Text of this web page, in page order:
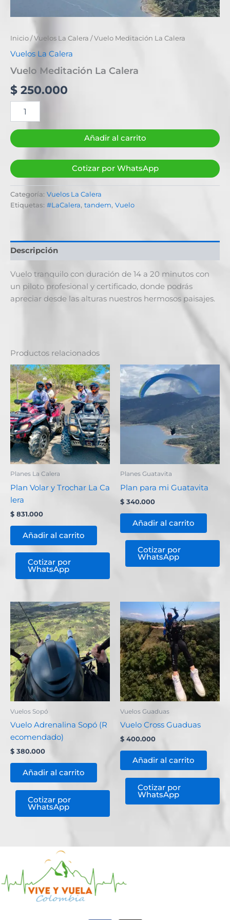
Inicio/Vuelos La Calera / Vuelo Meditación La Calera
Vuelos La Calera
Vuelo Meditación La Calera
$ 250.000
Añadir al carrito
Cotizar por WhatsApp
Categoría: Vuelos La Calera
Etiquetas: #LaCalera, tandem, Vuelo
Descripción
Vuelo tranquilo con duración de 14 a 20 minutos con
un piloto profesional y certificado, donde podrás
apreciar desde las alturas nuestros hermosos paisajes.
Productos relacionados
Planes La Calera
Plan Volar y Trochar La Ca
lera
$ 831.000
Añadir al carrito
Cotizar por
WhatsApp
Planes Guatavita
Plan para mi Guatavita
$ 340.000
Añadir al carrito
Cotizar por
WhatsApp
Vuelos Sopó
Vuelo Adrenalina Sopó (R
ecomendado)
$ 380.000
Añadir al carrito
Cotizar por
WhatsApp
Vuelos Guaduas
Vuelo Cross Guaduas
$ 400.000
Añadir al carrito
Cotizar por
WhatsApp